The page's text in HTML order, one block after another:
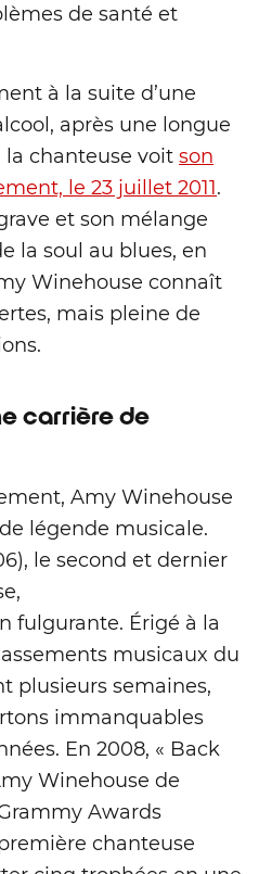
de santé et
à la suite d’une
après une longue
la chanteuse voit son
le 23 juillet 2011.
et son mélange
la soul au blues, en
Winehouse connaît
mais pleine de
carrière de
Amy Winehouse
légende musicale.
le second et dernier
fulgurante. Érigé à la
musicaux du
plusieurs semaines,
immanquables
En 2008, « Back
Winehouse de
Awards
chanteuse